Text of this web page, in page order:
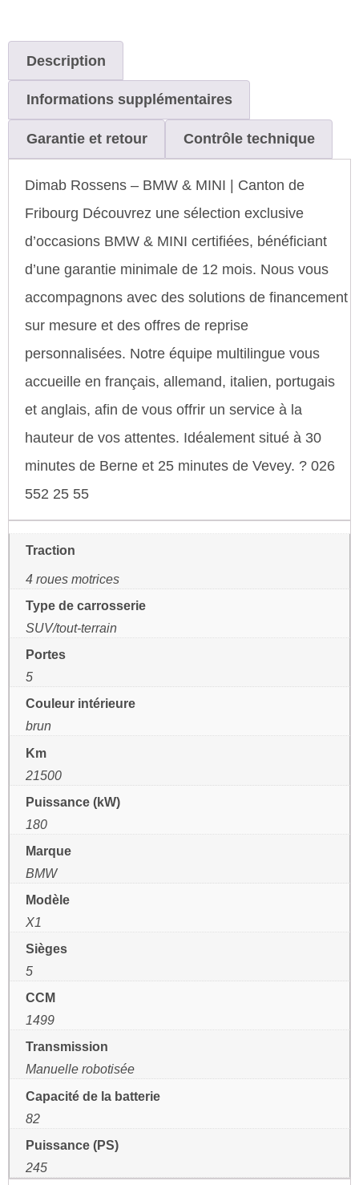
Description
Informations supplémentaires
Garantie et retour Contrôle technique
Dimab Rossens – BMW & MINI | Canton de
Fribourg Découvrez une sélection exclusive
d’occasions BMW & MINI certifiées, bénéficiant
d’une garantie minimale de 12 mois. Nous vous
accompagnons avec des solutions de financement
sur mesure et des offres de reprise
personnalisées. Notre équipe multilingue vous
accueille en français, allemand, italien, portugais
et anglais, afin de vous offrir un service à la
hauteur de vos attentes. Idéalement situé à 30
minutes de Berne et 25 minutes de Vevey. ? 026
552 25 55
Traction
4 roues motrices
Type de carrosserie
SUV/tout-terrain
Portes
5
Couleur intérieure
brun
Km
21500
Puissance (kW)
180
Marque
BMW
Modèle
X1
Sièges
5
CCM
1499
Transmission
Manuelle robotisée
Capacité de la batterie
82
Puissance (PS)
245